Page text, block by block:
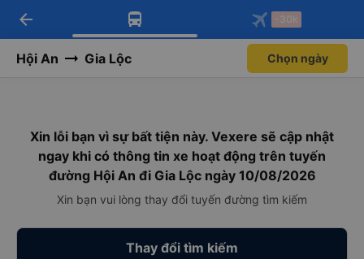
Tải app Vexere ngay!
Nhận ưu đãi thành viên độc
Mở app
Tải app Vexere
-30k/ghế khi đặt vé máy bay qua
Mở app
arrow_back -30k
Hội An Gia Lộc Chọn ngày
Xin lỗi bạn vì sự bất tiện này. Vexere sẽ cập nhật
ngay khi có thông tin xe hoạt động trên tuyến
đường Hội An đi Gia Lộc ngày 10/08/2026
Xin bạn vui lòng thay đổi tuyến đường tìm kiếm
Thay đổi tìm kiếm